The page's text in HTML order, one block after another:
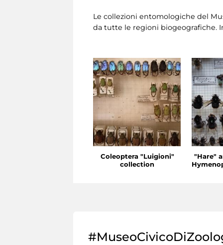
Le collezioni entomologiche del
da tutte le regioni biogeografiche.
Coleoptera "Luigioni"
collection
"Hare"